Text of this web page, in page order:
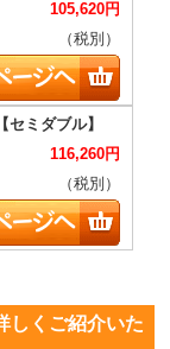
105,620円
（税別）
116,260円
（税別）
しくご紹介いた